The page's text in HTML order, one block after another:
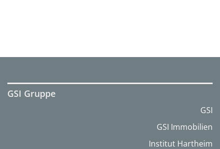
GSI Gruppe
GSI
GSI Immobilien
Institut Hartheim